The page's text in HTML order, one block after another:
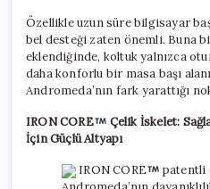
Özellikle uzun süre bilgisayar
bel desteği zaten önemli. Buna
eklendiğinde, koltuk yalnızca
daha konforlu bir masa başı
Andromeda’nın fark yarattığı
IRON CORE
Çelik İskelet:
İçin Güçlü Altyapı
IRON CORE
patentli